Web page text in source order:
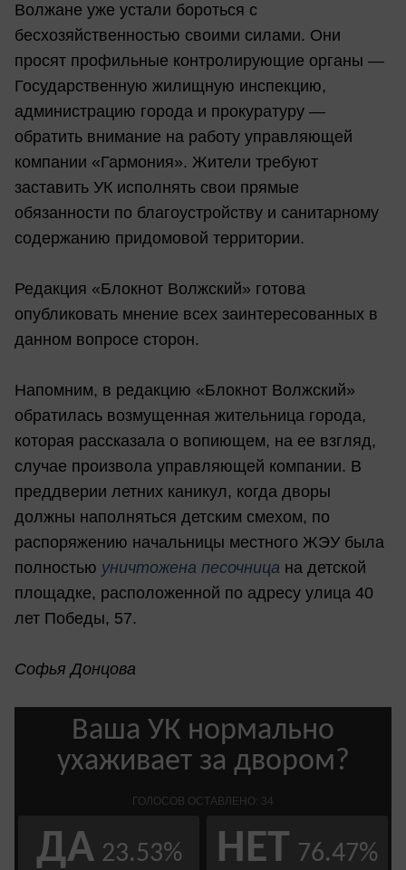
Волжане уже устали бороться с
бесхозяйственностью своими силами. Они
просят профильные контролирующие органы —
Государственную жилищную инспекцию,
администрацию города и прокуратуру —
обратить внимание на работу управляющей
компании «Гармония». Жители требуют
заставить УК исполнять свои прямые
обязанности по благоустройству и санитарному
содержанию придомовой территории.
Редакция «Блокнот Волжский» готова
опубликовать мнение всех заинтересованных в
данном вопросе сторон.
Напомним, в редакцию «Блокнот Волжский»
обратилась возмущенная жительница города,
которая рассказала о вопиющем, на ее взгляд,
случае произвола управляющей компании. В
преддверии летних каникул, когда дворы
должны наполняться детским смехом, по
распоряжению начальницы местного ЖЭУ была
полностью уничтожена песочница на детской
площадке, расположенной по адресу улица 40
лет Победы, 57.
Софья Донцова